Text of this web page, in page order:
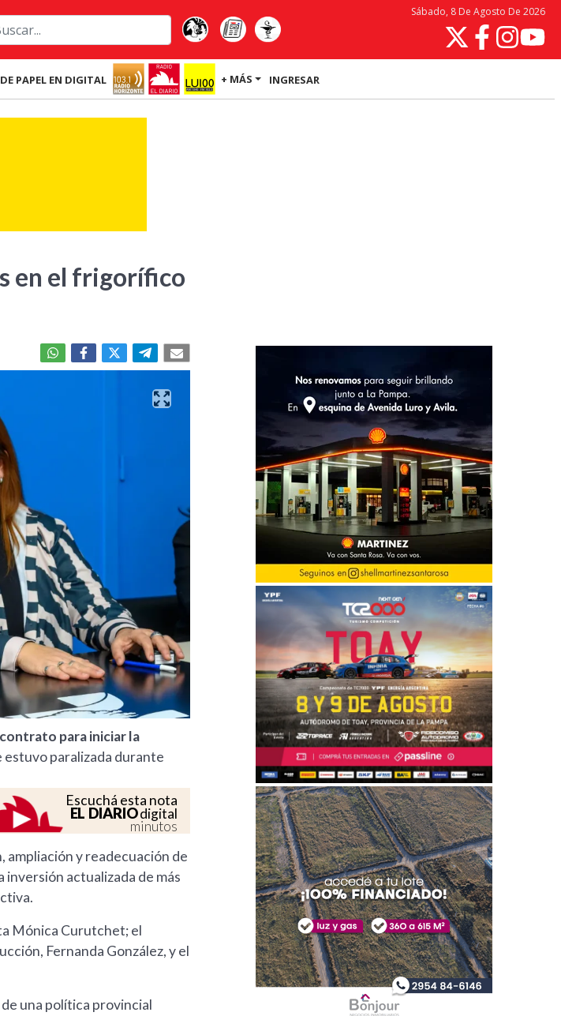
Sábado, 8 De Agosto De 2026
PAPEL EN DIGITAL + MÁS INGRESAR
en el frigorífico
para iniciar la
paralizada durante
Escuchá esta nota
EL DIARIOdigital
minutos
y readecuación de
inversión actualizada de más
Mónica Curutchet; el
Fernanda González, y el
una política provincial